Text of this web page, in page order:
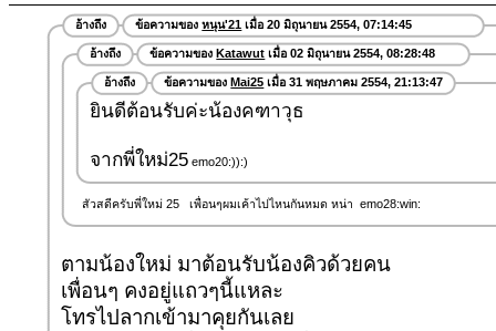
อ้างถึง ข้อความของหนุน'21 เมื่อ 20 มิถุนายน 2554, 07:14:45
อ้างถึง ข้อความของKatawut เมื่อ 02 มิถุนายน 2554, 08:28:48
อ้างถึง ข้อความของ Mai25 เมื่อ 31 พฤษภาคม 2554, 21:13:47
ยินดีต้อนรับค่ะน้องคฑาวุธ
จากพี่ใหม่25 emo20:)):)
สัวสดีครับพี่ใหม่ 25 เพื่อนๆผมเค้าไปไหนกันหมด หน่า emo28:win:
ตามน้องใหม่ มาต้อนรับน้องคิวด้วยคน
เพื่อนๆ คงอยู่แถวๆนี้แหละ
โทรไปลากเข้ามาคุยกันเลย